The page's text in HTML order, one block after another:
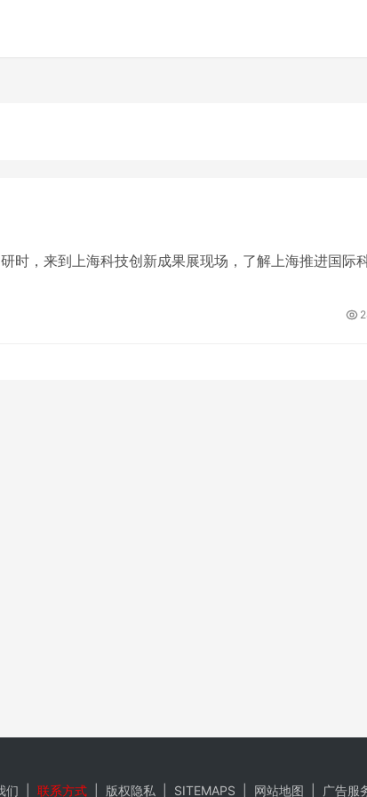
时，来到上海科技创新成果展现场，了解上海推进国际
们 联系方式 版权隐私 SITEMAPS 网站地图 广告服